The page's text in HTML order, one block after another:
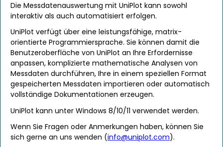
Die Messdatenauswertung mit UniPlot kann sowohl
interaktiv als auch automatisiert erfolgen.
UniPlot verfügt über eine leistungsfähige, matrix-
orientierte Programmiersprache. Sie können damit die
Benutzeroberfläche von UniPlot an Ihre Erfordernisse
anpassen, komplizierte mathematische Analysen von
Messdaten durchführen, Ihre in einem speziellen Format
gespeicherten Messdaten importieren oder automatisch
vollständige Dokumentationen erzeugen.
UniPlot kann unter Windows 8/10/11 verwendet werden.
Wenn Sie Fragen oder Anmerkungen haben, können Sie
sich gerne an uns wenden (info@uniplot.com).